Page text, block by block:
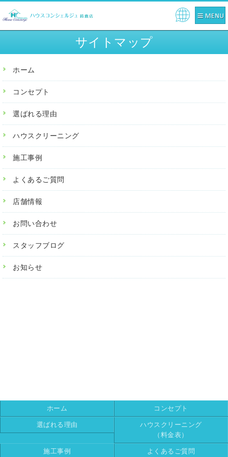
サイトマップ
ホーム
コンセプト
選ばれる理由
ハウスクリーニング
施工事例
よくあるご質問
店舗情報
お問い合わせ
スタッフブログ
お知らせ
ホーム コンセプト
選ばれる理由
ハウスクリーニング
（料金表）
施工事例 よくあるご質問